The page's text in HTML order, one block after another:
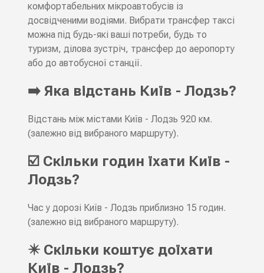
комфортабельних мікроавтобусів із
досвідченими водіями. Вибрати трансфер таксі
можна під будь-які ваші потреби, будь то
туризм, ділова зустріч, трансфер до аеропорту
або до автобусної станції.
➡️ Яка відстань Київ - Лодзь?
Відстань між містами Київ - Лодзь 920 км.
(залежно від вибраного маршруту).
☑️ Скільки годин їхати Київ -
Лодзь?
Час у дорозі Київ - Лодзь приблизно 15 годин.
(залежно від вибраного маршруту).
✴️ Скільки коштує доїхати
Київ - Лодзь?